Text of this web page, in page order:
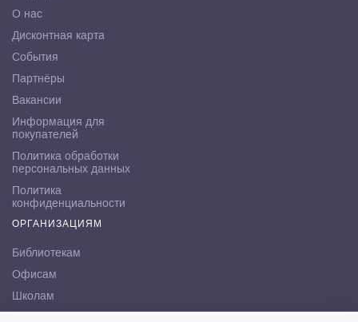
О нас
Дисконтная карта
События
Партнёры
Вакансии
Информация для
покупателей
Политика обработки
персональных данных
Политика
конфиденциальности
ОРГАНИЗАЦИЯМ
Библиотекам
Офисам
Школам